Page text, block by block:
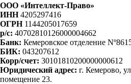
ООО «Интеллект-Право»
ИНН4205297416
ОГРН1144205017659
p/с: 40702810126000004662
Банк: Кемеровское отделение
БИК: 043207612
Корр/счет: 30101810200000000612
Юридический адрес: г. Кемерово,
помещение 23.